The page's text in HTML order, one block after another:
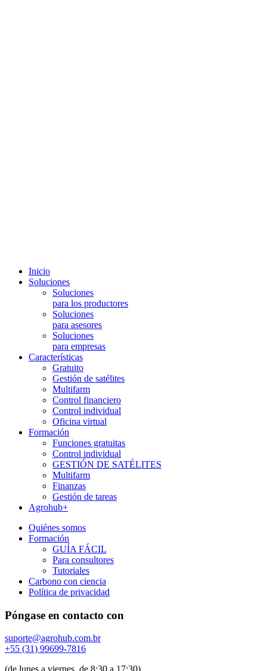
Inicio
Soluciones
Soluciones
para los productores
Soluciones
para asesores
Soluciones
para empresas
Características
Gratuito
Gestión de satélites
Multifarm
Control financiero
Control individual
Oficina virtual
Formación
Funciones gratuitas
Control individual
GESTIÓN DE SATÉLITES
Multifarm
Finanzas
Gestión de tareas
Agrohub+
Quiénes somos
Formación
GUÍA FÁCIL
Para consultores
Tutoriales
Carbono con ciencia
Política de privacidad
Póngase en contacto con
suporte@agrohub.com.br
+55 (31) 99699-7816